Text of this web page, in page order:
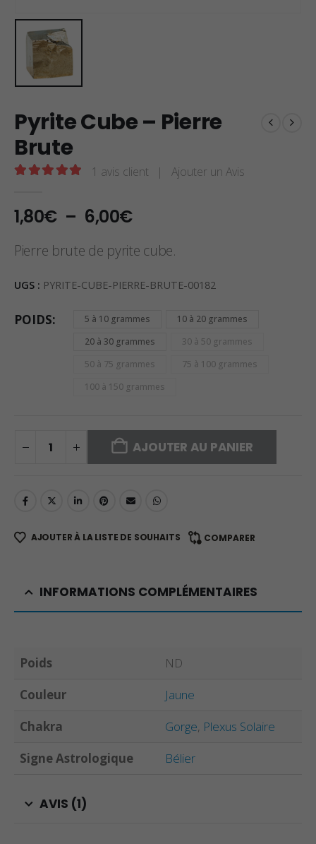
Pyrite Cube – Pierre
Brute
1 avis client | Ajouter un Avis
1,80€ – 6,00€Plage
prix :
à
Pierre brute de pyrite cube.
UGS : PYRITE-CUBE-PIERRE-BRUTE-00182
POIDS 5 à 10 grammes
10 à 20 grammes
20 à 30 grammes
30 à 50 grammes
50 à 75 grammes
75 à 100 grammes
100 à 150 grammes
AJOUTER AU PANIER
AJOUTER À LA LISTE DE SOUHAITS COMPARER
INFORMATIONS COMPLÉMENTAIRES
Poids
ND
Couleur
Jaune
Chakra
Gorge, Plexus Solaire
Signe Astrologique
Bélier
AVIS (1)